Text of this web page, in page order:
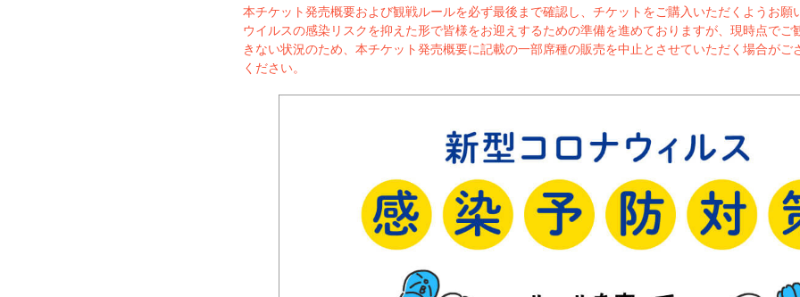
本チケット発売概要および観戦ルールを必ず最後まで確認し、チケットをご購入いただくようお願
ウイルスの感染リスクを抑えた形で皆様をお迎えするための準備を進めておりますが、現時点でご
きない状況のため、本チケット発売概要に記載の一部席種の販売を中止とさせていただく場合がご
ください。